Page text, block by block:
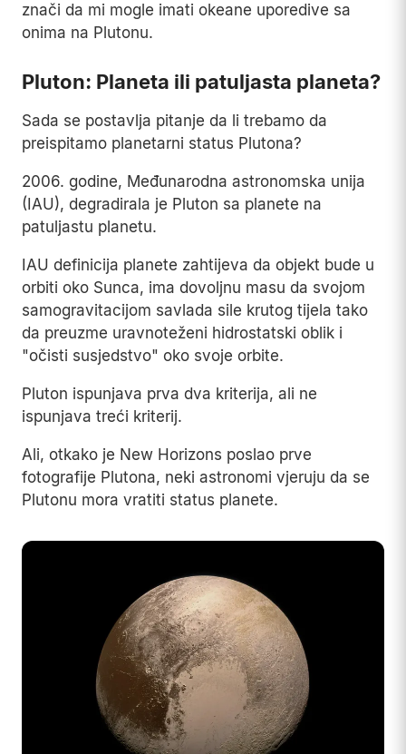
znači da mi mogle imati okeane uporedive sa
onima na Plutonu.
Pluton: Planeta ili patuljasta planeta?
Sada se postavlja pitanje da li trebamo da
preispitamo planetarni status Plutona?
2006. godine, Međunarodna astronomska unija
(IAU), degradirala je Pluton sa planete na
patuljastu planetu.
IAU definicija planete zahtijeva da objekt bude u
orbiti oko Sunca, ima dovoljnu masu da svojom
samogravitacijom savlada sile krutog tijela tako
da preuzme uravnoteženi hidrostatski oblik i
"očisti susjedstvo" oko svoje orbite.
Pluton ispunjava prva dva kriterija, ali ne
ispunjava treći kriterij.
Ali, otkako je New Horizons poslao prve
fotografije Plutona, neki astronomi vjeruju da se
Plutonu mora vratiti status planete.